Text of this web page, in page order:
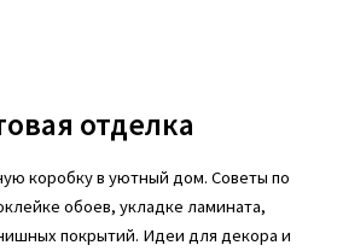
отделка
коробку в уютный дом. Советы по
обоев, укладке ламината,
покрытий. Идеи для декора и